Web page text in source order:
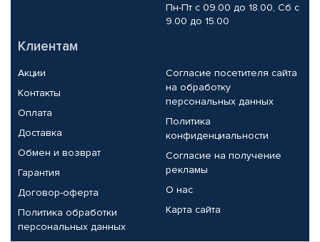
Пн-Пт с 09.00 до 18.00, Сб с
9.00 до 15.00
Клиентам
Акции
Контакты
Оплата
Доставка
Обмен и возврат
Гарантия
Договор-оферта
Политика обработки
персональных данных
Согласие посетителя сайта
на обработку
персональных данных
Политика
конфиденциальности
Согласие на получение
рекламы
О нас
Карта сайта